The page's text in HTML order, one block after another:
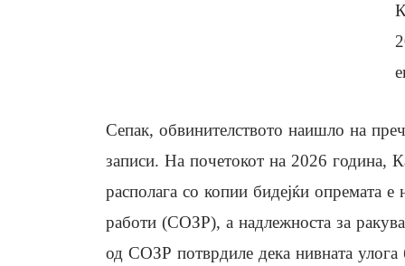
Сепак, обвинителството наишло на
записи. На почетокот на 2026 година,
располага со копии бидејќи опремата
работи (СОЗР), а надлежноста за
од СОЗР потврдиле дека нивната